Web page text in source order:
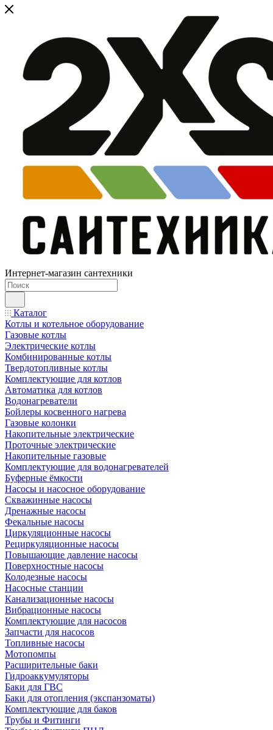
Интернет-магазин сантехники
Каталог
Котлы и котельное оборудование
Газовые котлы
Электрические котлы
Комбинированные котлы
Твердотопливные котлы
Комплектующие для котлов
Автоматика для котлов
Водонагреватели
Бойлеры косвенного нагрева
Газовые колонки
Накопительные электрические
Проточные электрические
Накопительные газовые
Комплектующие для водонагревателей
Буферные ёмкости
Насосы и насосное оборудование
Скважинные насосы
Дренажные насосы
Фекальные насосы
Циркуляционные насосы
Рециркуляционные насосы
Повышающие давление насосы
Поверхностные насосы
Колодезные насосы
Насосные станции
Канализационные насосы
Вибрационные насосы
Комплектующие для насосов
Запчасти для насосов
Топливные насосы
Мотопомпы
Расширительные баки
Гидроаккумуляторы
Баки для ГВС
Баки для отопления (экспанзоматы)
Комплектующие для баков
Трубы и Фитинги